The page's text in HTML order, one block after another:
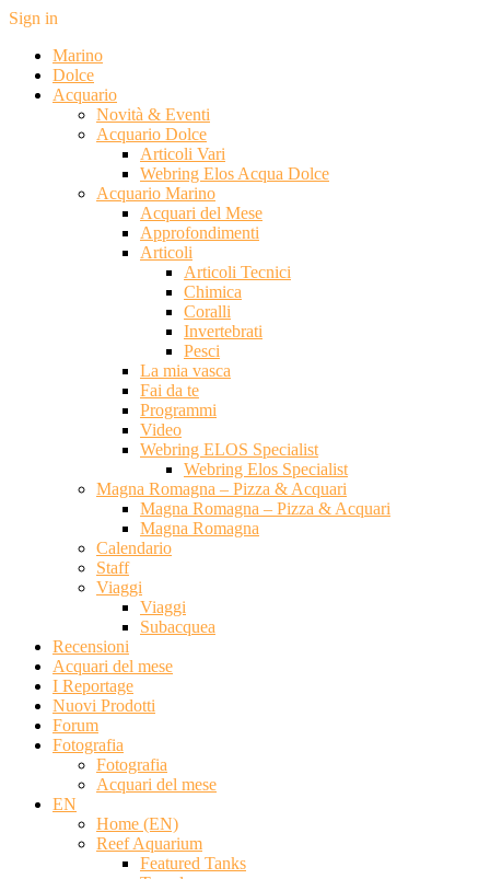
Sign in
Marino
Dolce
Acquario
Novità & Eventi
Acquario Dolce
Articoli Vari
Webring Elos Acqua Dolce
Acquario Marino
Acquari del Mese
Approfondimenti
Articoli
Articoli Tecnici
Chimica
Coralli
Invertebrati
Pesci
La mia vasca
Fai da te
Programmi
Video
Webring ELOS Specialist
Webring Elos Specialist
Magna Romagna – Pizza & Acquari
Magna Romagna – Pizza & Acquari
Magna Romagna
Calendario
Staff
Viaggi
Viaggi
Subacquea
Recensioni
Acquari del mese
I Reportage
Nuovi Prodotti
Forum
Fotografia
Fotografia
Acquari del mese
EN
Home (EN)
Reef Aquarium
Featured Tanks